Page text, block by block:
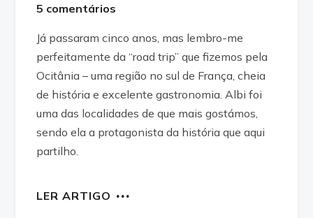
5 comentários
Já passaram cinco anos, mas lembro-me
perfeitamente da “road trip” que fizemos pela
Ocitânia – uma região no sul de França, cheia
de história e excelente gastronomia. Albi foi
uma das localidades de que mais gostámos,
sendo ela a protagonista da história que aqui
partilho.
LER ARTIGO